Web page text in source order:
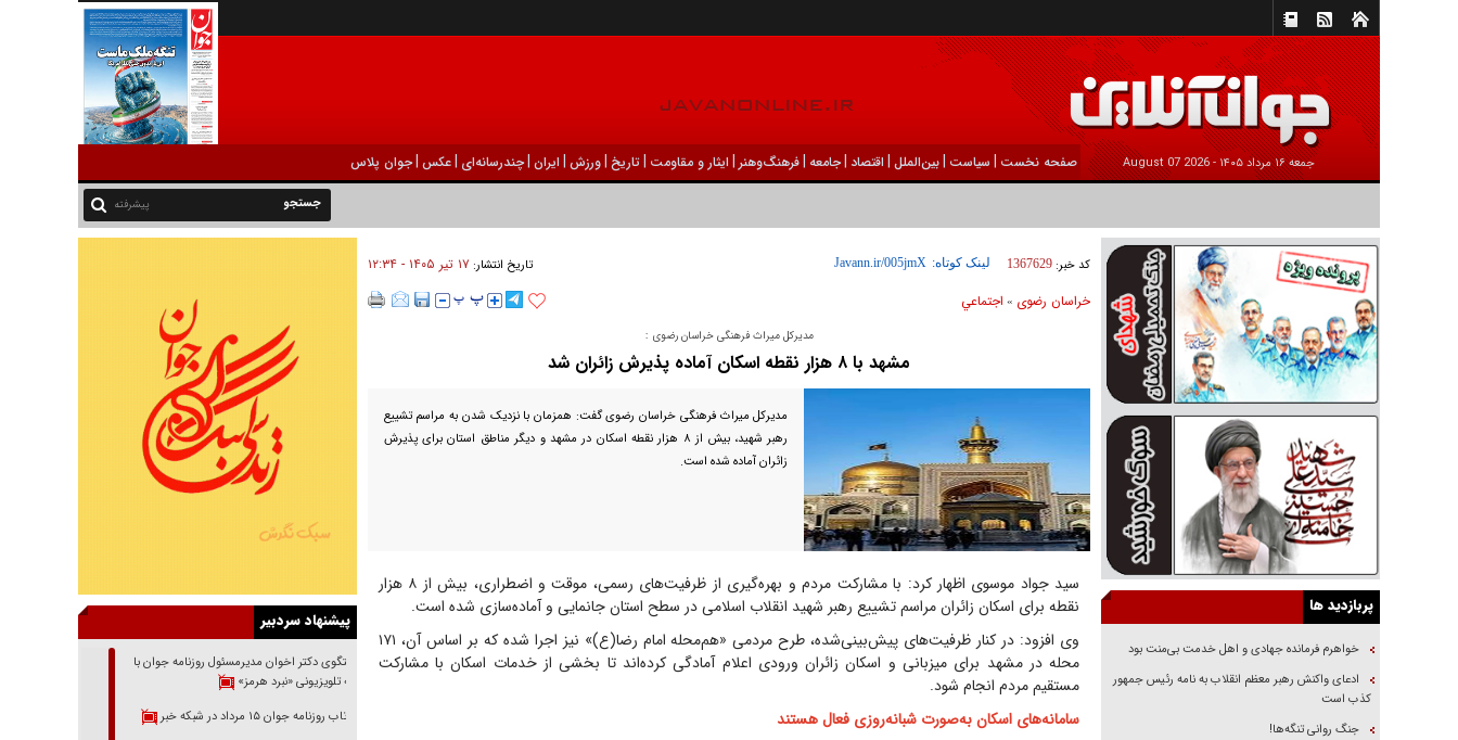
جمعه ۱۶ مرداد ۱۴۰۵ - 2026 August 07 صفحه نخست | سیاست |بين‌الملل | اقتصاد |جامعه |فرهنگ‌و‌هنر | ایثار و مقاومت |تاریخ |ورزش | ايران |چندرسانه‌ای |عکس |جوان پلاس
پیشرفته
کد خبر: 1367629 لینک کوتاه: تاریخ انتشار: ۱۷ تير ۱۴۰۵ - ۱۲:۳۴
خراسان رضوی » اجتماعي
مدیرکل میراث فرهنگی خراسان رضوی :
مشهد با ۸ هزار نقطه اسکان آماده پذیرش زائران شد
مدیرکل میراث فرهنگی خراسان رضوی گفت: همزمان با نزدیک شدن به مراسم تشییع
رهبر شهید، بیش از ۸ هزار نقطه اسکان در مشهد و دیگر مناطق استان برای پذیرش
زائران آماده شده است.
سید جواد موسوی اظهار کرد: با مشارکت مردم و بهره‌گیری از ظرفیت‌های رسمی، موقت و اضطراری، بیش از ۸ هزار
نقطه برای اسکان زائران مراسم تشییع رهبر شهید انقلاب اسلامی در سطح استان جانمایی و آماده‌سازی شده است.
وی افزود: در کنار ظرفیت‌های پیش‌بینی‌شده، طرح مردمی «هم‌محله امام رضا(ع)» نیز اجرا شده که بر اساس آن، ۱۷۱
محله در مشهد برای میزبانی و اسکان زائران ورودی اعلام آمادگی کرده‌اند تا بخشی از خدمات اسکان با مشارکت
مستقیم مردم انجام شود.
سامانه‌های اسکان به‌صورت شبانه‌روزی فعال هستند
پربازدید ها
خواهرم فرمانده جهادی و اهل خدمت بی‌منت بود
ادعای واکنش رهبر معظم انقلاب به نامه رئیس جمهور
کذب است
جنگ روانی تنگه‌ها!
پیشنهاد سردبیر
گفتگوی دکتر اخوان مدیرمسئول روزنامه جوان با
برنامه تلویزیونی «نبرد هرمز»
بازتاب روزنامه جوان ۱۵ مرداد در شبکه خبر